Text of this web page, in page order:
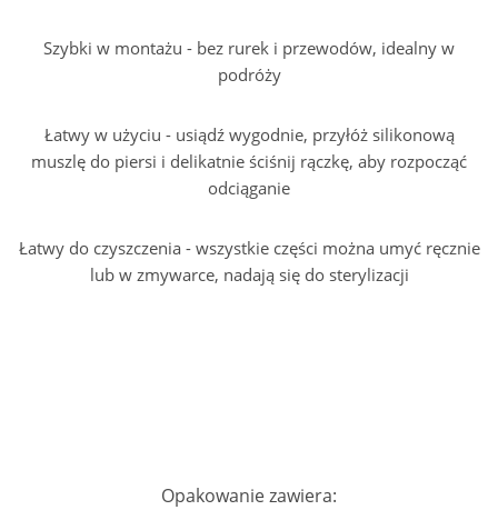
Szybki w montażu - bez rurek i przewodów, idealny w
podróży
Łatwy w użyciu - usiądź wygodnie, przyłóż silikonową
muszlę do piersi i delikatnie ściśnij rączkę, aby rozpocząć
odciąganie
Łatwy do czyszczenia - wszystkie części można umyć ręcznie
lub w zmywarce, nadają się do sterylizacji
Opakowanie zawiera: